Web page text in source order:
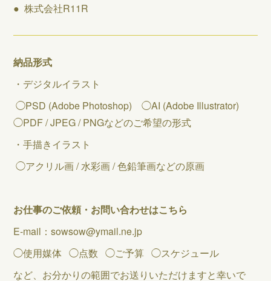
● 株式会社R11R
納品形式
・デジタルイラスト
◯PSD (Adobe Photoshop) ◯AI (Adobe Illustrator)
◯PDF / JPEG / PNGなどのご希望の形式
・手描きイラスト
◯アクリル画 / 水彩画 / 色鉛筆画などの原画
お仕事のご依頼・お問い合わせはこちら
E-mail：sowsow@ymail.ne.jp
◯使用媒体 ◯点数 ◯ご予算 ◯スケジュール
など、お分かりの範囲でお送りいただけますと幸いで